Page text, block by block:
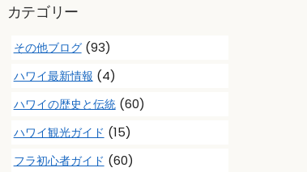
カテゴリー
その他ブログ(93)
ハワイ最新情報 (4)
ハワイの歴史と伝統(60)
ハワイ観光ガイド (15)
フラ初心者ガイド (60)